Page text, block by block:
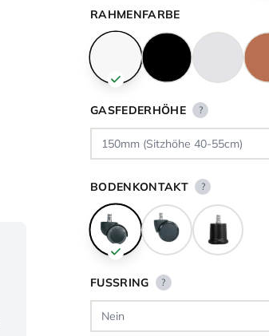
RAHMENFARBE
GASFEDERHÖHE ?
BODENKONTAKT ?
FUSSRING ?